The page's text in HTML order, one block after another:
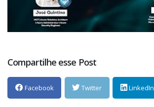
Compartilhe esse Post
Facebook Twitter LinkedIn